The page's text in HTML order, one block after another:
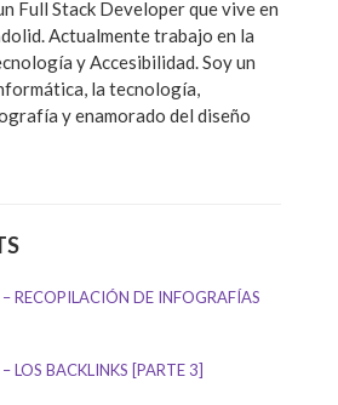
Full Stack Developer que vive en
Actualmente trabajo en la
y Accesibilidad. Soy un
la tecnología,
y enamorado del diseño
RECOPILACIÓN DE INFOGRAFÍAS
LOS BACKLINKS [PARTE 3]